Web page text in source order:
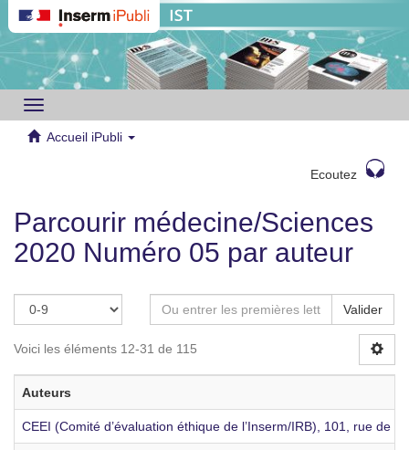
Toggle
navigation
Accueil iPubli
Ecoutez
Parcourir médecine/Sciences
2020 Numéro 05 par auteur
Valider
Voici les éléments 12-31 de 115
Auteurs
CEEI (Comité d’évaluation éthique de l’Inserm/IRB), 101, rue de